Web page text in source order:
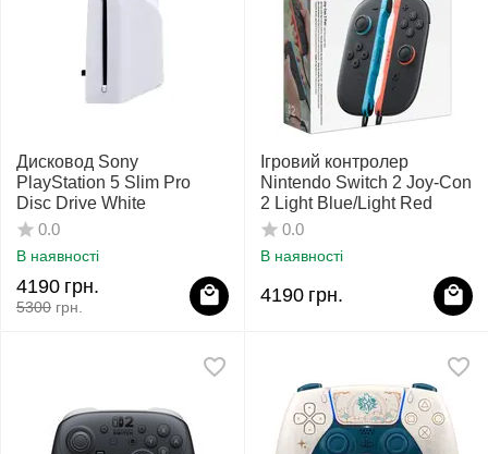
Дисковод Sony
PlayStation 5 Slim Pro
Disc Drive White
0.0
В наявності
5300 грн.
4190 грн.
Ігровий контролер
Nintendo Switch 2 Joy-Con
2 Light Blue/Light Red
0.0
В наявності
4190 грн.